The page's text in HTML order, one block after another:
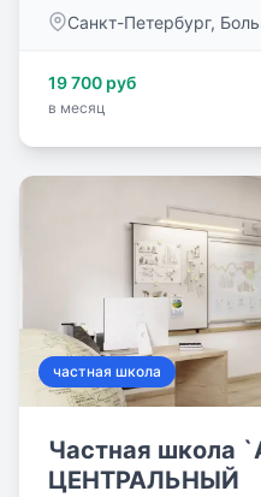
2019, 2020 году.
Санкт-Петербург,
19 700 руб
в месяц
частная школа
Частная школа
ЦЕНТРАЛЬНЫЙ